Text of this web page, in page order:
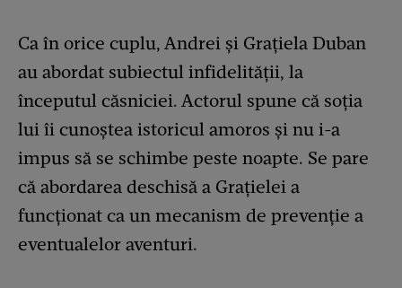
Ca în orice cuplu, Andrei și Grațiela Duban
au abordat subiectul infidelității, la
începutul căsniciei. Actorul spune că soția
lui îi cunoștea istoricul amoros și nu i-a
impus să se schimbe peste noapte. Se pare
că abordarea deschisă a Grațielei a
funcționat ca un mecanism de prevenție a
eventualelor aventuri.